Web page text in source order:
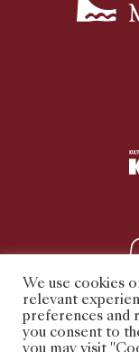
We use cookies
relevant
preferences and
you consent to